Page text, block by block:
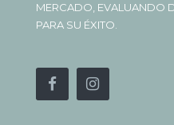
MERCADO, EVALUANDO
PARA SU ÉXITO.